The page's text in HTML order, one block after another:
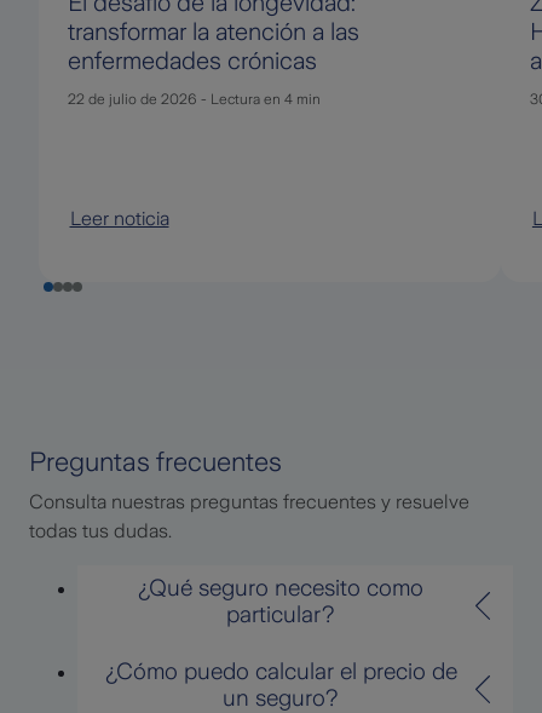
transformar la atención a las
enfermedades crónicas
22 de julio de 2026 - Lectura en 4 min
Leer noticia
Preguntas frecuentes
Consulta nuestras preguntas frecuentes y resuelve
todas tus dudas.
¿Qué seguro necesito como
particular?
¿Cómo puedo calcular el precio de
un seguro?